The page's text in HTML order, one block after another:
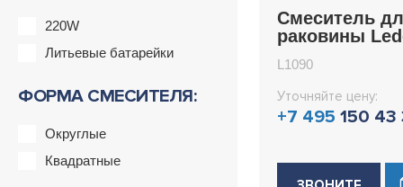
220W
Литьевые батарейки
ФОРМА СМЕСИТЕЛЯ:
Округлые
Квадратные
Смеситель
раковины
L1090
Уточняйте цену:
+7 495 150 43